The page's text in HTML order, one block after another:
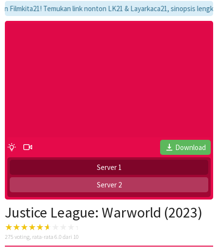
Temukan link nonton LK21 & Layarkaca21, sinopsis
Download
Server 1
Server 2
Justice League: Warworld (2023)
275 voting, rata-rata 6.0 dari 10